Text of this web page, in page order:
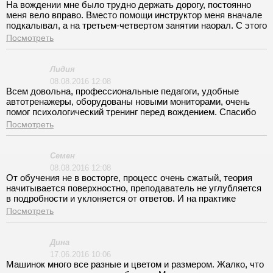
На вождении мне было трудно держать дорогу, постоянно
меня вело вправо. Вместо помощи инструктор меня вначале
подкалывал, а на третьем-четвертом занятии наорал. С этого
момента я занятия с ним прекратила!
Посмотреть
Лидия
08.08.2016 12:08
Всем довольна, профессиональные педагоги, удобные
автотренажеры, оборудованы новыми мониторами, очень
помог психологический тренинг перед вождением. Спасибо
что помогли сделать мечты реальностью!
Посмотреть
Семен
08.08.2016 12:08
От обучения не в восторге, процесс очень сжатый, теория
начитывается поверхностно, преподаватель не углубляется
в подробности и уклоняется от ответов. И на практике
положенные часы не выкатали, дело шло к экзамену и
желания разбираться тогда не было. Инструктор поступил
возврата денег за упущенные занятия.
Посмотреть
Дина
17.06.2016 10:06
Машинок много все разные и цветом и размером. Жалко, что